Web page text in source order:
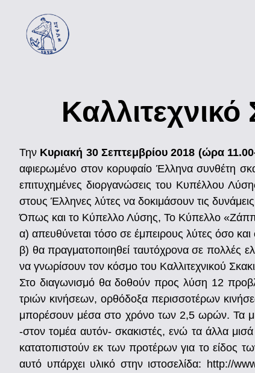
Την Κυριακή 30 Σεπτεμβρίου 2018 (ώρα
αφιερωμένο στον κορυφαίο Έλληνα συνθέτη
επιτυχημένες διοργανώσεις του Κυπέλλου
στους Έλληνες λύτες να δοκιμάσουν τις
Όπως και το Κύπελλο Λύσης, Το Κύπελλο
α) απευθύνεται τόσο σε έμπειρους λύτες όσο
β) θα πραγματοποιηθεί ταυτόχρονα σε πολλές
να γνωρίσουν τον κόσμο του Καλλιτεχνικού
Στο διαγωνισμό θα δοθούν προς λύση 12
τριών κινήσεων, ορθόδοξα περισσοτέρων
μπορέσουν μέσα στο χρόνο των 2,5 ωρών. Τα
-στον τομέα αυτόν- σκακιστές, ενώ τα άλλα
κατατοπιστούν εκ των προτέρων για το είδος
αυτό υπάρχει υλικό στην ιστοσελίδα: http://